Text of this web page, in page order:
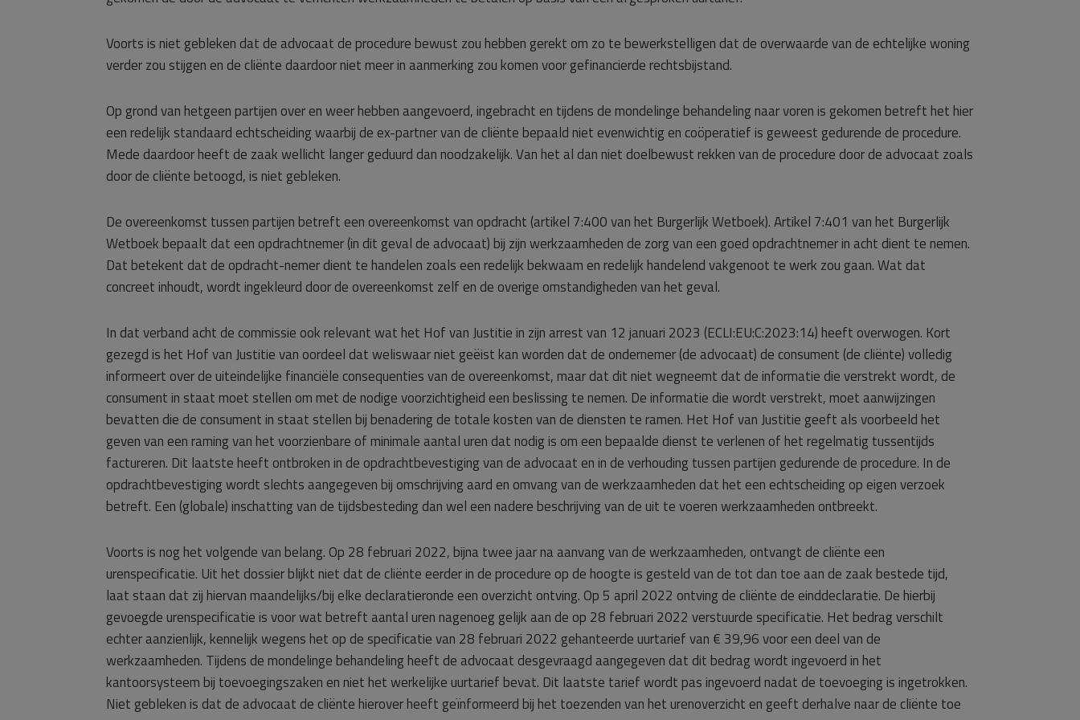
Voorts is niet gebleken dat de advocaat de procedure bewust zou hebben gerekt om zo te bewerkstelligen dat de overwaarde van de echtelijke woning
verder zou stijgen en de cliënte daardoor niet meer in aanmerking zou komen voor gefinancierde rechtsbijstand.
Op grond van hetgeen partijen over en weer hebben aangevoerd, ingebracht en tijdens de mondelinge behandeling naar voren is gekomen betreft het hier
een redelijk standaard echtscheiding waarbij de ex-partner van de cliënte bepaald niet evenwichtig en coöperatief is geweest gedurende de procedure.
Mede daardoor heeft de zaak wellicht langer geduurd dan noodzakelijk. Van het al dan niet doelbewust rekken van de procedure door de advocaat zoals
door de cliënte betoogd, is niet gebleken.
De overeenkomst tussen partijen betreft een overeenkomst van opdracht (artikel 7:400 van het Burgerlijk Wetboek). Artikel 7:401 van het Burgerlijk
Wetboek bepaalt dat een opdrachtnemer (in dit geval de advocaat) bij zijn werkzaamheden de zorg van een goed opdrachtnemer in acht dient te nemen.
Dat betekent dat de opdracht-nemer dient te handelen zoals een redelijk bekwaam en redelijk handelend vakgenoot te werk zou gaan. Wat dat
concreet inhoudt, wordt ingekleurd door de overeenkomst zelf en de overige omstandigheden van het geval.
In dat verband acht de commissie ook relevant wat het Hof van Justitie in zijn arrest van 12 januari 2023 (ECLI:EU:C:2023:14) heeft overwogen. Kort
gezegd is het Hof van Justitie van oordeel dat weliswaar niet geëist kan worden dat de ondernemer (de advocaat) de consument (de cliënte) volledig
informeert over de uiteindelijke financiële consequenties van de overeenkomst, maar dat dit niet wegneemt dat de informatie die verstrekt wordt, de
consument in staat moet stellen om met de nodige voorzichtigheid een beslissing te nemen. De informatie die wordt verstrekt, moet aanwijzingen
bevatten die de consument in staat stellen bij benadering de totale kosten van de diensten te ramen. Het Hof van Justitie geeft als voorbeeld het
geven van een raming van het voorzienbare of minimale aantal uren dat nodig is om een bepaalde dienst te verlenen of het regelmatig tussentijds
factureren. Dit laatste heeft ontbroken in de opdrachtbevestiging van de advocaat en in de verhouding tussen partijen gedurende de procedure. In de
opdrachtbevestiging wordt slechts aangegeven bij omschrijving aard en omvang van de werkzaamheden dat het een echtscheiding op eigen verzoek
betreft. Een (globale) inschatting van de tijdsbesteding dan wel een nadere beschrijving van de uit te voeren werkzaamheden ontbreekt.
Voorts is nog het volgende van belang. Op 28 februari 2022, bijna twee jaar na aanvang van de werkzaamheden, ontvangt de cliënte een
urenspecificatie. Uit het dossier blijkt niet dat de cliënte eerder in de procedure op de hoogte is gesteld van de tot dan toe aan de zaak bestede tijd,
laat staan dat zij hiervan maandelijks/bij elke declaratieronde een overzicht ontving. Op 5 april 2022 ontving de cliënte de einddeclaratie. De hierbij
gevoegde urenspecificatie is voor wat betreft aantal uren nagenoeg gelijk aan de op 28 februari 2022 verstuurde specificatie. Het bedrag verschilt
echter aanzienlijk, kennelijk wegens het op de specificatie van 28 februari 2022 gehanteerde uurtarief van € 39,96 voor een deel van de
werkzaamheden. Tijdens de mondelinge behandeling heeft de advocaat desgevraagd aangegeven dat dit bedrag wordt ingevoerd in het
kantoorsysteem bij toevoegingszaken en niet het werkelijke uurtarief bevat. Dit laatste tarief wordt pas ingevoerd nadat de toevoeging is ingetrokken.
Niet gebleken is dat de advocaat de cliënte hierover heeft geïnformeerd bij het toezenden van het urenoverzicht en geeft derhalve naar de cliënte toe